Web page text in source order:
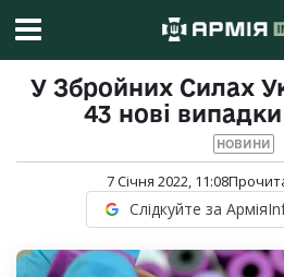
У Збройних Силах
43 нові
НОВИНИ
7 Січня 2022, 11:08
Слідкуйте за